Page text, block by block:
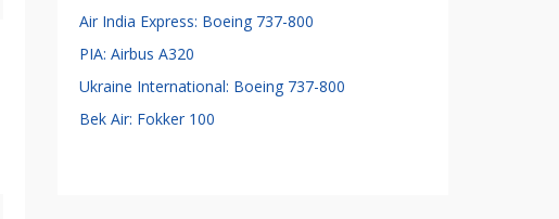
Air India Express: Boeing 737-800
PIA: Airbus A320
Ukraine International: Boeing 737-800
Bek Air: Fokker 100